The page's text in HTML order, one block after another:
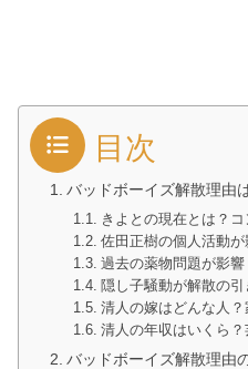
目次
バッドボーイズ解散理由
きよとの現在とは？
佐田正樹の個人活動
過去の薬物問題が影
隠し子騒動が解散の
清人の嫁はどんな人
清人の年収はいくら
バッドボーイズ解散理由